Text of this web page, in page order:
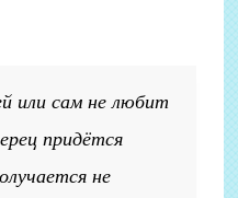
или сам не любит
придётся
не